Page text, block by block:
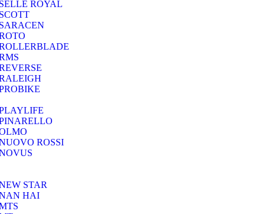
ROYAL
ROSSI
STAR
HAI